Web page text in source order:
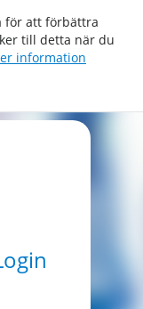
för att förbättra
till detta när du
information